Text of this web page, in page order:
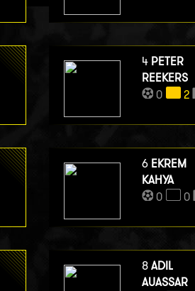
4 PETER
REEKERS
0
2
6 EKREM
KAHYA
0
0
8 ADIL
AUASSAR